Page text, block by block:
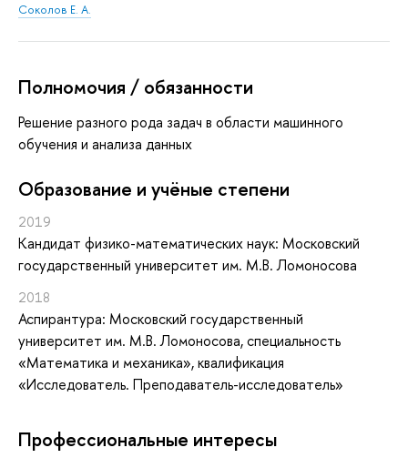
Соколов Е. А.
Полномочия / обязанности
Решение разного рода задач в области машинного
обучения и анализа данных
Oбразование и учёные степени
2019
Кандидат физико-математических наук: Московский
государственный университет им. М.В. Ломоносова
2018
Аспирантура: Московский государственный
университет им. М.В. Ломоносова, специальность
«Математика и механика», квалификация
«Исследователь. Преподаватель-исследователь»
Профессиональные интересы